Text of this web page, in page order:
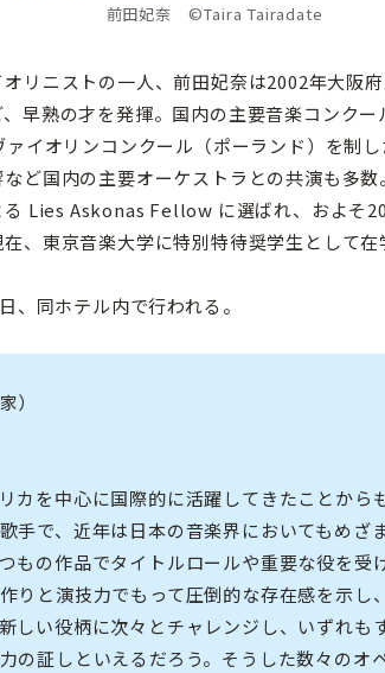
前田妃奈 ©Taira Tairadate
リニストの一人、前田妃奈は2002年大阪
早熟の才を発揮。国内の主要音楽コンク
イオリンコンクール（ポーランド）を制
ど国内の主要オーケストラとの共演も多
Lies Askonas Fellow に選ばれ、およそ
、東京音楽大学に特別特待奨学生として在
同ホテル内で行われる。
）
カを中心に国際的に活躍してきたことから
手で、近年は日本の音楽界においてもめざ
もの作品でタイトルロールや重要な役を受
りと演技力でもって圧倒的な存在感を示し
しい役柄に次々とチャレンジし、いずれも
の証しといえるだろう。そうした数々のオ